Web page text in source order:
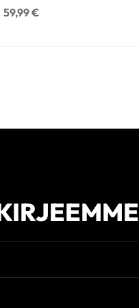
Hinta
59,99 €